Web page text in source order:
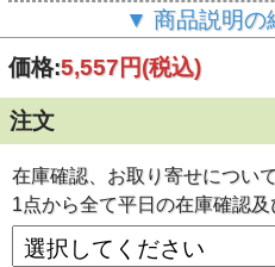
※この商品は在庫変動がはげ
ることがございます。その際
てしまうことがございます。
す。商社在庫平日営業時間で
ご注文前に今一度ご確認くださ
※※サイズ/数量お間違えの無
ます。ご注文後のキャンセル
でご注意くださいませ。
※※クレジットカード決済につ
発行のカードに限らせて頂きま
▼ 商品説明の
価格:5,557円(税込)
注文
在庫確認、お取り寄せについ
1点から全て平日の在庫確認及